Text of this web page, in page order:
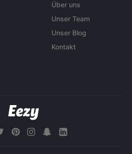
Über uns
Unser Team
Unser Blog
Kontakt